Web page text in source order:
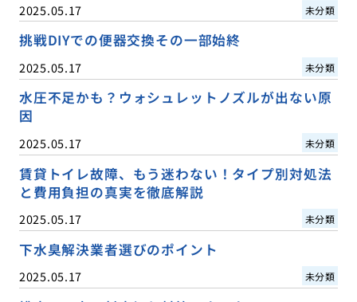
2025.05.17 未分類
挑戦DIYでの便器交換その一部始終
2025.05.17 未分類
水圧不足かも？ウォシュレットノズルが出ない原
因
2025.05.17 未分類
賃貸トイレ故障、もう迷わない！タイプ別対処法
と費用負担の真実を徹底解説
2025.05.17 未分類
下水臭解決業者選びのポイント
2025.05.17 未分類